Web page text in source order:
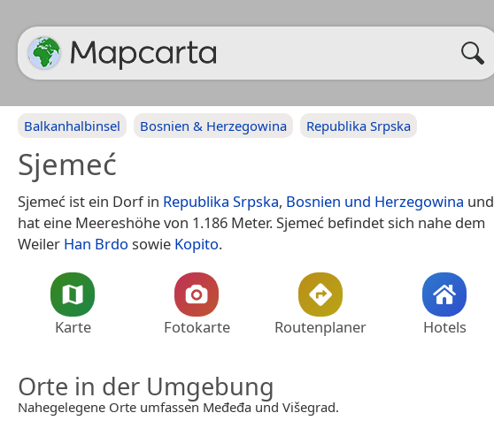
Balkanhalbinsel Bosnien & Herzegowina Republika Srpska
Sjemeć
Sjemeć ist ein Dorf in Republika Srpska, Bosnien und Herzegowina und
hat eine Meereshöhe von 1.186 Meter. Sjemeć befindet sich nahe dem
Weiler Han Brdo sowie Kopito.
Karte Fotokarte Routenplaner Hotels
Orte in der Umgebung
Nahegelegene Orte umfassen Međeđa und Višegrad.